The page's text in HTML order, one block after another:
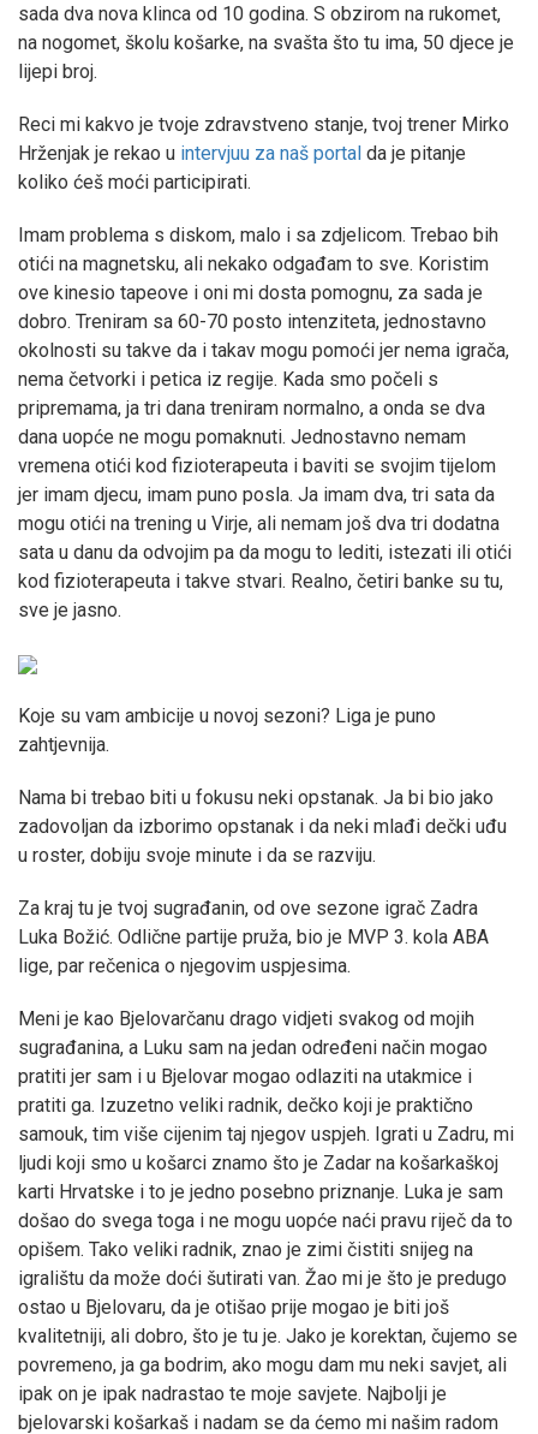
sada dva nova klinca od 10 godina. S obzirom na rukomet,
na nogomet, školu košarke, na svašta što tu ima, 50 djece je
lijepi broj.
Reci mi kakvo je tvoje zdravstveno stanje, tvoj trener Mirko
Hrženjak je rekao u intervjuu za naš portal da je pitanje
koliko ćeš moći participirati.
Imam problema s diskom, malo i sa zdjelicom. Trebao bih
otići na magnetsku, ali nekako odgađam to sve. Koristim
ove kinesio tapeove i oni mi dosta pomognu, za sada je
dobro. Treniram sa 60-70 posto intenziteta, jednostavno
okolnosti su takve da i takav mogu pomoći jer nema igrača,
nema četvorki i petica iz regije. Kada smo počeli s
pripremama, ja tri dana treniram normalno, a onda se dva
dana uopće ne mogu pomaknuti. Jednostavno nemam
vremena otići kod fizioterapeuta i baviti se svojim tijelom
jer imam djecu, imam puno posla. Ja imam dva, tri sata da
mogu otići na trening u Virje, ali nemam još dva tri dodatna
sata u danu da odvojim pa da mogu to lediti, istezati ili otići
kod fizioterapeuta i takve stvari. Realno, četiri banke su tu,
sve je jasno.
Koje su vam ambicije u novoj sezoni? Liga je puno
zahtjevnija.
Nama bi trebao biti u fokusu neki opstanak. Ja bi bio jako
zadovoljan da izborimo opstanak i da neki mlađi dečki uđu
u roster, dobiju svoje minute i da se razviju.
Za kraj tu je tvoj sugrađanin, od ove sezone igrač Zadra
Luka Božić. Odlične partije pruža, bio je MVP 3. kola ABA
lige, par rečenica o njegovim uspjesima.
Meni je kao Bjelovarčanu drago vidjeti svakog od mojih
sugrađanina, a Luku sam na jedan određeni način mogao
pratiti jer sam i u Bjelovar mogao odlaziti na utakmice i
pratiti ga. Izuzetno veliki radnik, dečko koji je praktično
samouk, tim više cijenim taj njegov uspjeh. Igrati u Zadru, mi
ljudi koji smo u košarci znamo što je Zadar na košarkaškoj
karti Hrvatske i to je jedno posebno priznanje. Luka je sam
došao do svega toga i ne mogu uopće naći pravu riječ da to
opišem. Tako veliki radnik, znao je zimi čistiti snijeg na
igralištu da može doći šutirati van. Žao mi je što je predugo
ostao u Bjelovaru, da je otišao prije mogao je biti još
kvalitetniji, ali dobro, što je tu je. Jako je korektan, čujemo se
povremeno, ja ga bodrim, ako mogu dam mu neki savjet, ali
ipak on je ipak nadrastao te moje savjete. Najbolji je
bjelovarski košarkaš i nadam se da ćemo mi našim radom